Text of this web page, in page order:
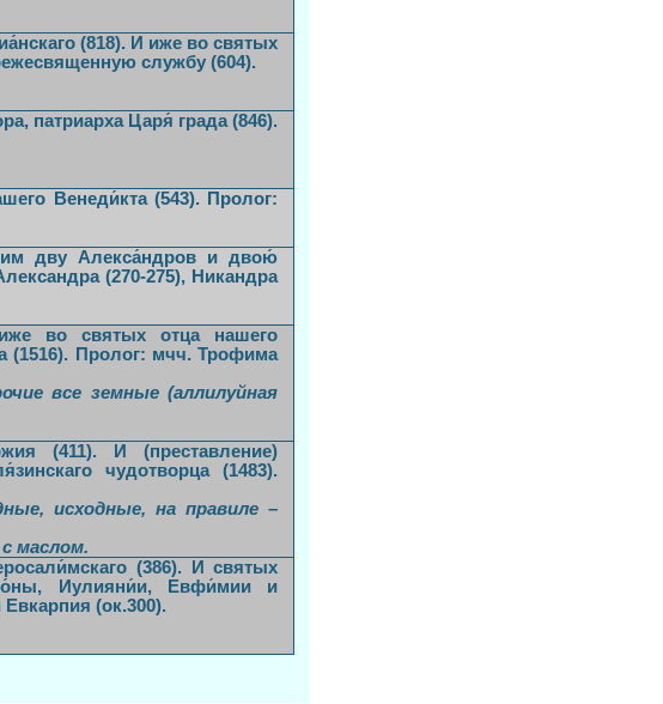
(818). И иже во святых
службу (604).
патриарха Царя́ града (846).
Венеди́кта (543). Пролог:
дву Алекса́ндров и двою́
(270-275), Никандра
во святых отца нашего
(1516). Пролог: мчч. Трофима
все земные (аллилуйная
(411). И (преставление)
чудотворца (1483).
исходные, на правиле –
с маслом.
(386). И святых
Иулияни́и, Евфи́мии и
(ок.300).